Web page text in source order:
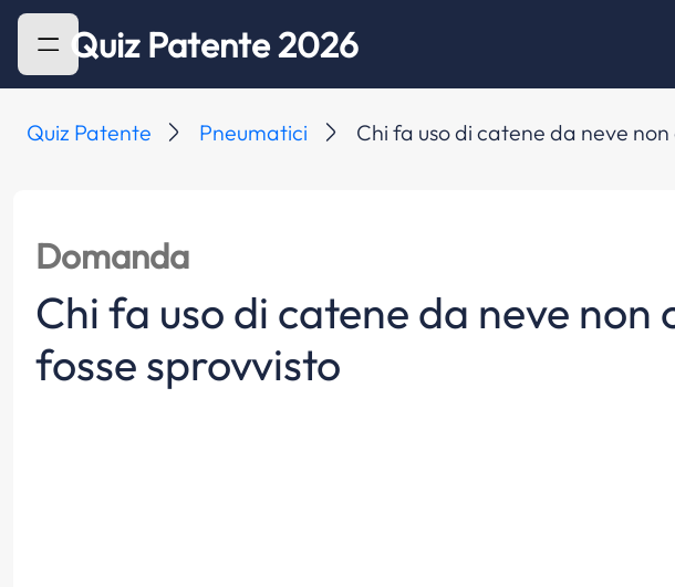
Quiz Patente 2026
Quiz Patente Pneumatici Chi fa uso di catene da neve
Domanda
Chi fa uso di catene da neve
fosse sprovvisto